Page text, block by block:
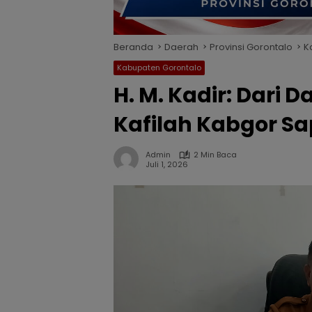
Beranda Daerah Provinsi Gorontalo
Kabupaten Gorontalo
H. M. Kadir: Dari
Kafilah Kabgor
Admin
2 Min Baca
Juli 1, 2026